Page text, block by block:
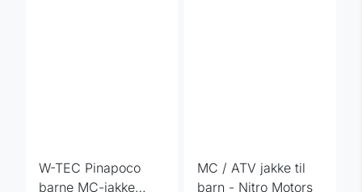
W-TEC Pinapoco
barne MC-jakke
MC / ATV jakke til
barn - Nitro Motors